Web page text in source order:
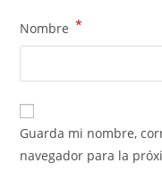
Nombre *
Guarda mi nombre,
navegador para la